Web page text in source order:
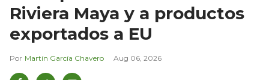
Riviera Maya y a productos
exportados a EU
Martín García Chavero Aug 06, 2026